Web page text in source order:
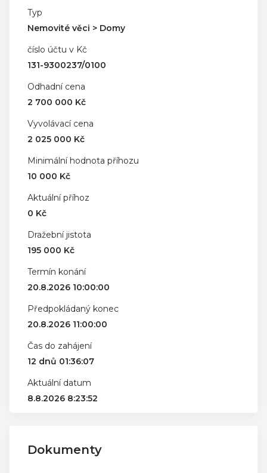
Typ
Nemovité věci > Domy
číslo účtu v Kč
131-9300237/0100
Odhadní cena
2 700 000 Kč
Vyvolávací cena
2 025 000 Kč
Minimální hodnota příhozu
10 000 Kč
Aktuální příhoz
0 Kč
Dražební jistota
195 000 Kč
Termín konání
20.8.2026 10:00:00
Předpokládaný konec
20.8.2026 11:00:00
Čas do zahájení
12 dnů 01:36:07
Aktuální datum
8.8.2026 8:23:52
Dokumenty